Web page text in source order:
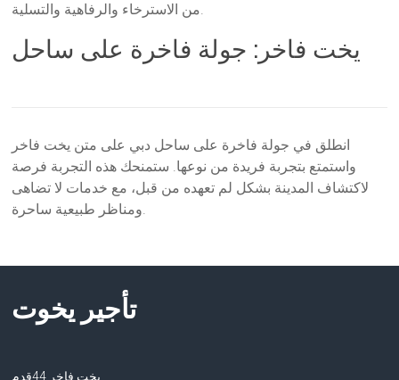
من الاسترخاء والرفاهية والتسلية.
يخت فاخر: جولة فاخرة على ساحل
انطلق في جولة فاخرة على ساحل دبي على متن يخت فاخر
واستمتع بتجربة فريدة من نوعها. ستمنحك هذه التجربة فرصة
لاكتشاف المدينة بشكل لم تعهده من قبل، مع خدمات لا تضاهى
ومناظر طبيعية ساحرة.
تأجير يخوت
يخت فاخر 44قدم